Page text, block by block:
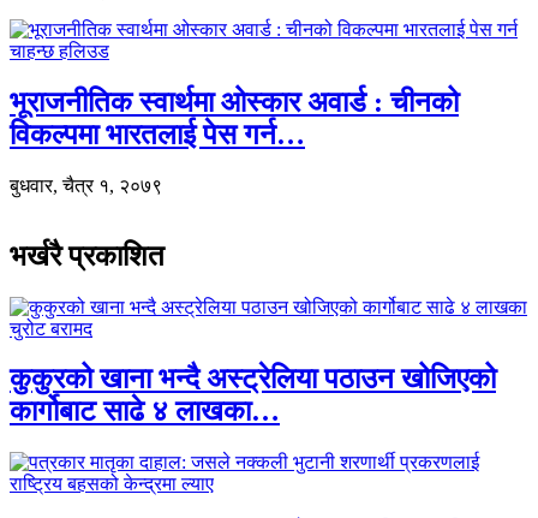
भूराजनीतिक स्वार्थमा ओस्कार अवार्ड : चीनको
विकल्पमा भारतलाई पेस गर्न…
बुधवार, चैत्र १, २०७९
भर्खरै प्रकाशित
कुकुरको खाना भन्दै अस्ट्रेलिया पठाउन खोजिएको
कार्गोबाट साढे ४ लाखका…